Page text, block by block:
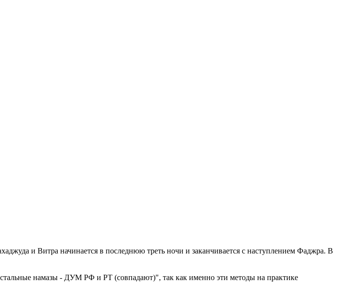
и Витра начинается в последнюю треть ночи и заканчивается с наступлением Фаджра. В
намазы - ДУМ РФ и РТ (совпадают)", так как именно эти методы на практике